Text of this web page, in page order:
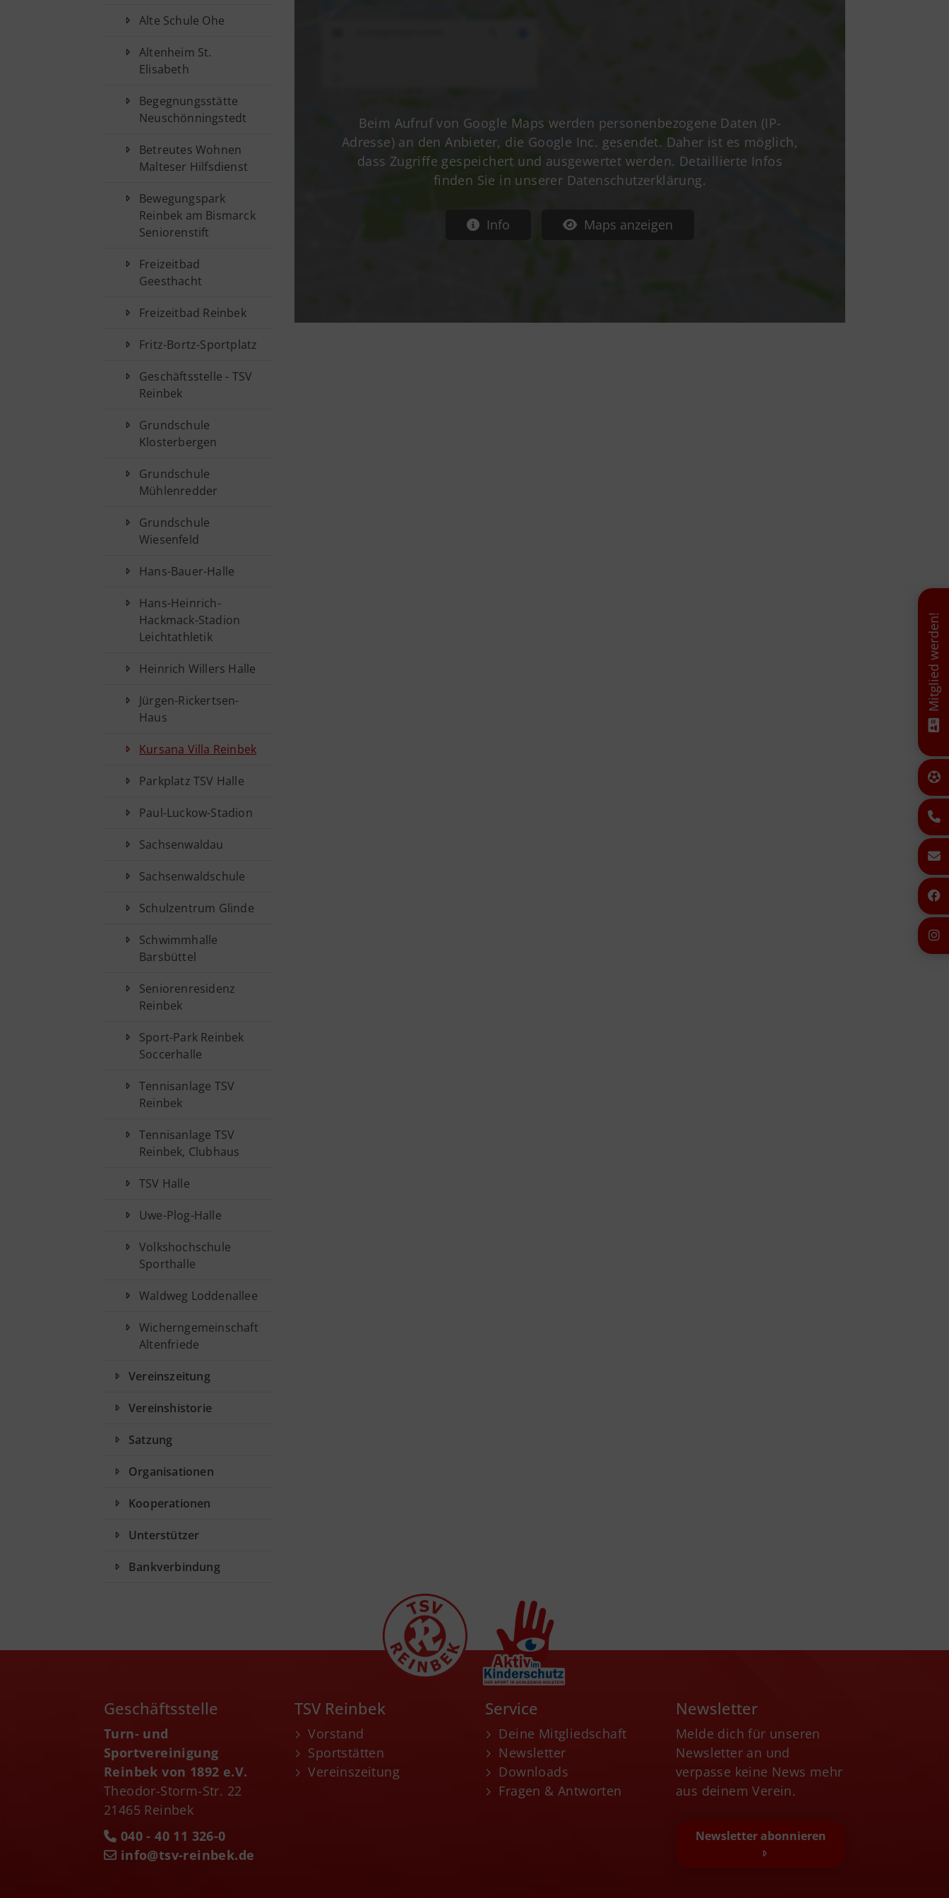
Beim Aufruf von Google Maps werden personenbezogene Daten (IP-
Adresse) an den Anbieter, die Google Inc. gesendet. Daher ist es möglich,
dass Zugriffe gespeichert und ausgewertet werden. Detaillierte Infos
finden Sie in unserer Datenschutzerklärung.
Info Maps anzeigen
Alte Schule Ohe
Altenheim St.
Elisabeth
Begegnungsstätte
Neuschönningstedt
Betreutes Wohnen
Malteser Hilfsdienst
Bewegungspark
Reinbek am Bismarck
Seniorenstift
Freizeitbad
Geesthacht
Freizeitbad Reinbek
Fritz-Bortz-Sportplatz
Geschäftsstelle - TSV
Reinbek
Grundschule
Klosterbergen
Grundschule
Mühlenredder
Grundschule
Wiesenfeld
Hans-Bauer-Halle
Hans-Heinrich-
Hackmack-Stadion
Leichtathletik
Heinrich Willers Halle
Jürgen-Rickertsen-
Haus
Kursana Villa Reinbek
Parkplatz TSV Halle
Paul-Luckow-Stadion
Sachsenwaldau
Sachsenwaldschule
Schulzentrum Glinde
Schwimmhalle
Barsbüttel
Seniorenresidenz
Reinbek
Sport-Park Reinbek
Soccerhalle
Tennisanlage TSV
Reinbek
Tennisanlage TSV
Reinbek, Clubhaus
TSV Halle
Uwe-Plog-Halle
Volkshochschule
Sporthalle
Waldweg Loddenallee
Wicherngemeinschaft
Altenfriede
Vereinszeitung
Vereinshistorie
Satzung
Organisationen
Kooperationen
Unterstützer
Bankverbindung
Geschäftsstelle
Turn- und
Sportvereinigung
Reinbek von 1892 e.V.
Theodor-Storm-Str. 22
21465 Reinbek
040 - 40 11 326-0
info@tsv-reinbek.de
TSV Reinbek
Vorstand
Sportstätten
Vereinszeitung
Service
Deine Mitgliedschaft
Newsletter
Downloads
Fragen & Antworten
Newsletter
Melde dich für unseren
Newsletter an und
verpasse keine News mehr
aus deinem Verein.
Newsletter abonnieren
Mitglied werden!
Jobs
Sponsoren